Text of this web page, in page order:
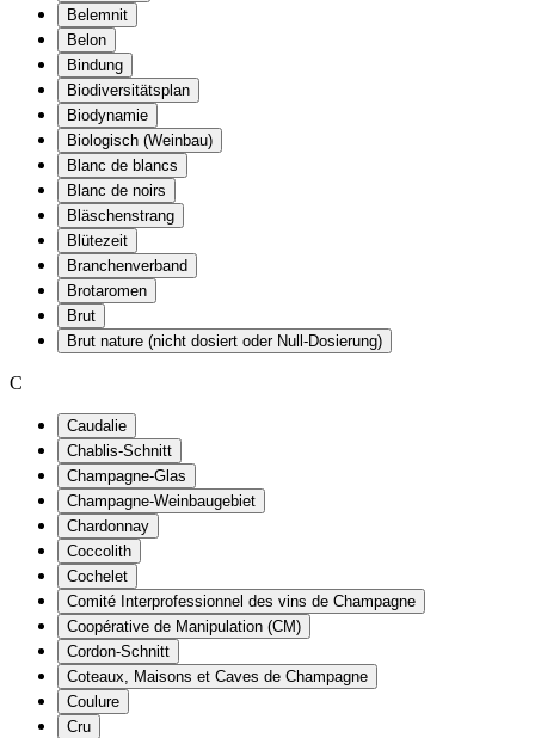
Belemnit
Belon
Bindung
Biodiversitätsplan
Biodynamie
Biologisch (Weinbau)
Blanc de blancs
Blanc de noirs
Bläschenstrang
Blütezeit
Branchenverband
Brotaromen
Brut
Brut nature (nicht dosiert oder Null-Dosierung)
C
Caudalie
Chablis-Schnitt
Champagne-Glas
Champagne-Weinbaugebiet
Chardonnay
Coccolith
Cochelet
Comité Interprofessionnel des vins de Champagne
Coopérative de Manipulation (CM)
Cordon-Schnitt
Coteaux, Maisons et Caves de Champagne
Coulure
Cru